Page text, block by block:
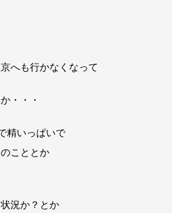
へも行かなくなって
・・・
精いっぱいで
こととか
況か？とか